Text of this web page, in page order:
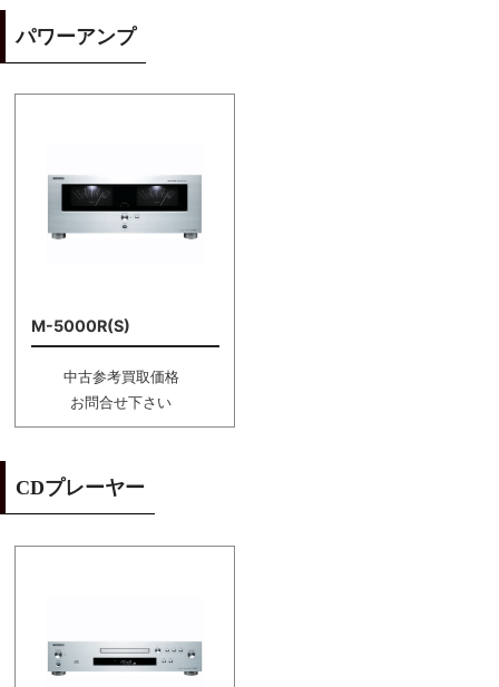
パワーアンプ
M-5000R(S)
中古参考買取価格
お問合せ下さい
CDプレーヤー